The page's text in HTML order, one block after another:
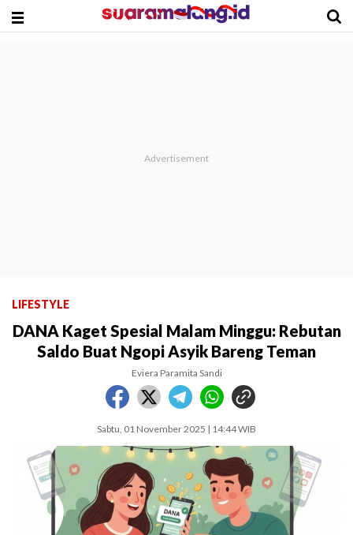
LIFESTYLE
DANA Kaget Spesial Malam Minggu: Rebutan
Saldo Buat Ngopi Asyik Bareng Teman
Eviera Paramita Sandi
Sabtu, 01 November 2025 | 14:44 WIB